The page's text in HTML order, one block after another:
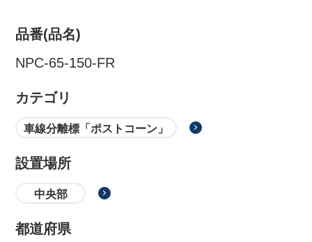
株式会社吾妻製作所 会社案
内
品番(品名)
NPC-65-150-FR
カテゴリ
車線分離標「ポストコーン」
設置場所
中央部
都道府県